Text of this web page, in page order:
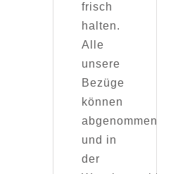
frisch
halten.
Alle
unsere
Bezüge
können
abgenommen
und in
der